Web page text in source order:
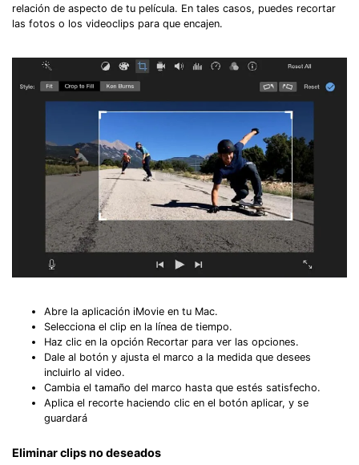
relación de aspecto de tu película. En tales casos, puedes recortar
las fotos o los videoclips para que encajen.
Abre la aplicación iMovie en tu Mac.
Selecciona el clip en la línea de tiempo.
Haz clic en la opción Recortar para ver las opciones.
Dale al botón y ajusta el marco a la medida que desees
incluirlo al video.
Cambia el tamaño del marco hasta que estés satisfecho.
Aplica el recorte haciendo clic en el botón aplicar, y se
guardará
Eliminar clips no deseados